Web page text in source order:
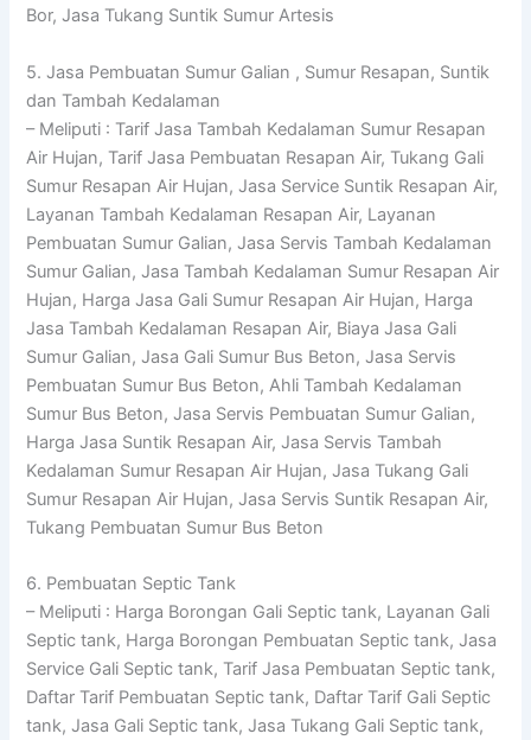
Bor, Jasa Tukang Suntik Sumur Artesis
5. Jasa Pembuatan Sumur Galian , Sumur Resapan, Suntik
dan Tambah Kedalaman
– Meliputi : Tarif Jasa Tambah Kedalaman Sumur Resapan
Air Hujan, Tarif Jasa Pembuatan Resapan Air, Tukang Gali
Sumur Resapan Air Hujan, Jasa Service Suntik Resapan Air,
Layanan Tambah Kedalaman Resapan Air, Layanan
Pembuatan Sumur Galian, Jasa Servis Tambah Kedalaman
Sumur Galian, Jasa Tambah Kedalaman Sumur Resapan Air
Hujan, Harga Jasa Gali Sumur Resapan Air Hujan, Harga
Jasa Tambah Kedalaman Resapan Air, Biaya Jasa Gali
Sumur Galian, Jasa Gali Sumur Bus Beton, Jasa Servis
Pembuatan Sumur Bus Beton, Ahli Tambah Kedalaman
Sumur Bus Beton, Jasa Servis Pembuatan Sumur Galian,
Harga Jasa Suntik Resapan Air, Jasa Servis Tambah
Kedalaman Sumur Resapan Air Hujan, Jasa Tukang Gali
Sumur Resapan Air Hujan, Jasa Servis Suntik Resapan Air,
Tukang Pembuatan Sumur Bus Beton
6. Pembuatan Septic Tank
– Meliputi : Harga Borongan Gali Septic tank, Layanan Gali
Septic tank, Harga Borongan Pembuatan Septic tank, Jasa
Service Gali Septic tank, Tarif Jasa Pembuatan Septic tank,
Daftar Tarif Pembuatan Septic tank, Daftar Tarif Gali Septic
tank, Jasa Gali Septic tank, Jasa Tukang Gali Septic tank,